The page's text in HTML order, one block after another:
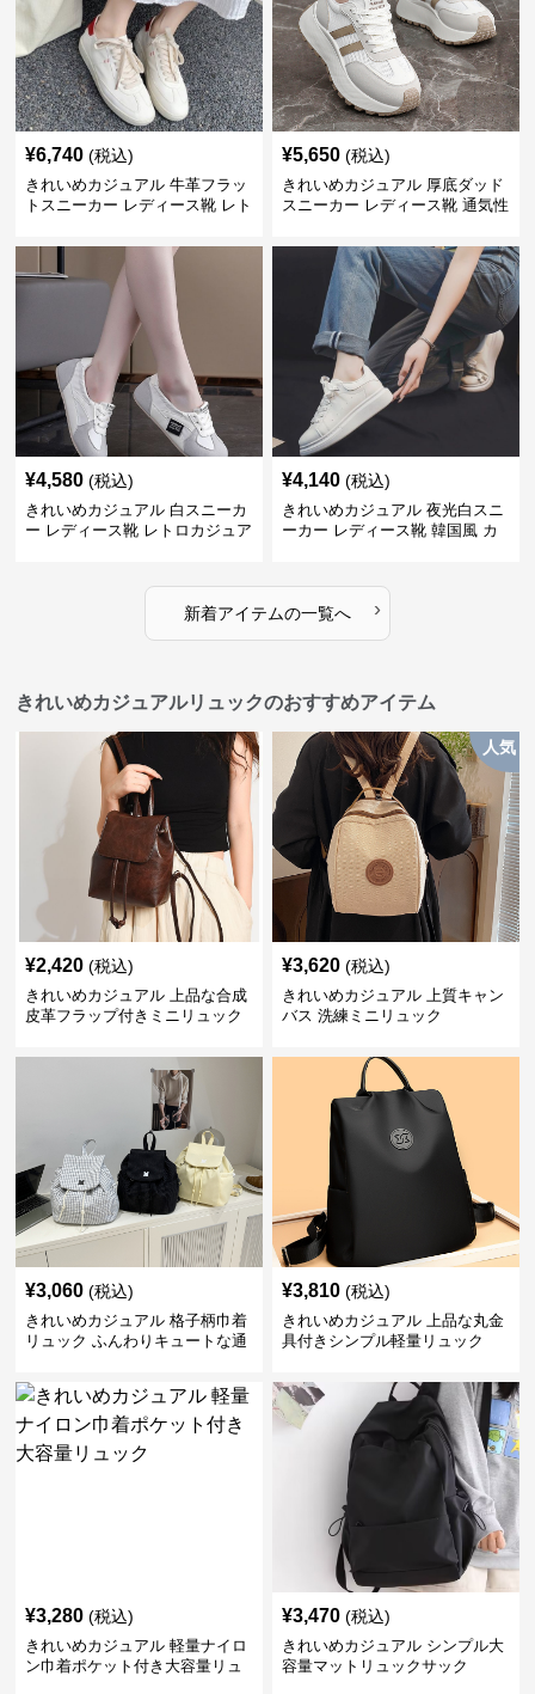
¥6,740 (税込)
きれいめカジュアル 牛革フラッ
トスニーカー レディース靴 レト
グシューズ風 レースアップ 白ス
¥5,650 (税込)
きれいめカジュアル 厚底ダッド
スニーカー レディース靴 通気性
プ 白スニーカー
¥4,580 (税込)
きれいめカジュアル 白スニーカ
ー レディース靴 レトロカジュア
¥4,140 (税込)
きれいめカジュアル 夜光白スニ
ーカー レディース靴 韓国風 カ
新着アイテムの一覧へ ›
きれいめカジュアルリュックのおすすめアイテム
¥2,420 (税込)
きれいめカジュアル 上品な合成
皮革フラップ付きミニリュック
人気
¥3,620 (税込)
きれいめカジュアル 上質キャン
バス 洗練ミニリュック
¥3,060 (税込)
きれいめカジュアル 格子柄巾着
リュック ふんわりキュートな通
¥3,810 (税込)
きれいめカジュアル 上品な丸金
具付きシンプル軽量リュック
¥3,280 (税込)
きれいめカジュアル 軽量ナイロ
ン巾着ポケット付き大容量リュ
¥3,470 (税込)
きれいめカジュアル シンプル大
容量マットリュックサック